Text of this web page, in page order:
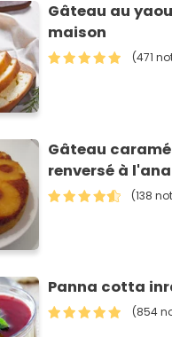
Gâteau au
maison
(471
Gâteau
renversé à
(138
Panna cotta
(854